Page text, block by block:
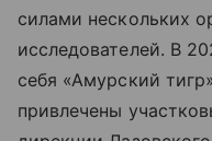
силами нескольких
исследователей. В
себя «Амурский
привлечены